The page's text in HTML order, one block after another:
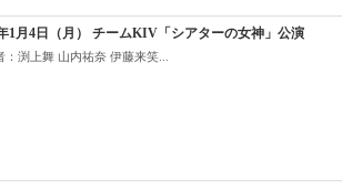
1月4日（月） チームKIV「シアターの女神」公演
：渕上舞 山内祐奈 伊藤来笑...